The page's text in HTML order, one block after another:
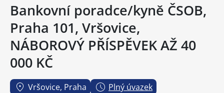
Bankovní poradce/kyně ČSOB,
Praha 101, Vršovice,
NÁBOROVÝ PŘÍSPĚVEK AŽ 40
000 KČ
Vršovice, Praha Plný úvazek